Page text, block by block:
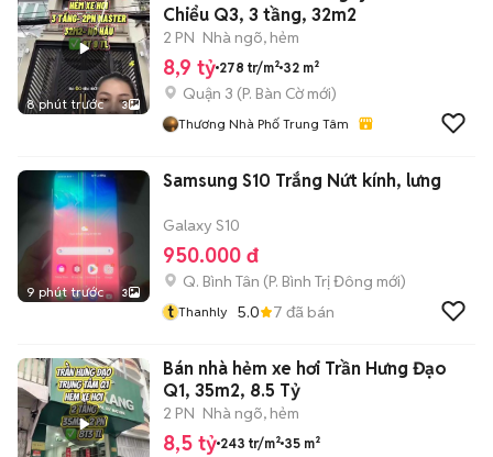
8 phút trước 3
Chiểu Q3, 3 tầng, 32m2
2 PN Nhà ngõ, hẻm
8,9 tỷ 278 tr/m² 32 m²
Quận 3 (P. Bàn Cờmới)
Thương Nhà Phố Trung Tâm
9 phút trước 3
Samsung S10 Trắng Nứt kính, lưng
Galaxy S10
950.000 đ
Q. Bình Tân (P. Bình Trị Đông mới)
t Thanhly 5.0 7 đã bán
Bán nhà hẻm xe hơi Trần Hưng Đạo
Q1, 35m2, 8.5 Tỷ
2 PN Nhà ngõ, hẻm
8,5 tỷ 243 tr/m² 35 m²